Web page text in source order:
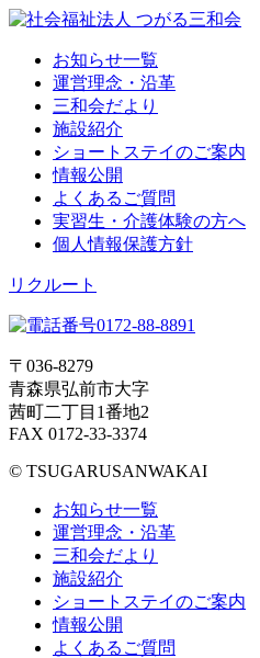
お知らせ一覧
運営理念・沿革
三和会だより
施設紹介
ショートステイのご案内
情報公開
よくあるご質問
実習生・介護体験の方へ
個人情報保護方針
リクルート
〒036-8279
青森県弘前市大字
茜町二丁目1番地2
FAX 0172-33-3374
© TSUGARUSANWAKAI
お知らせ一覧
運営理念・沿革
三和会だより
施設紹介
ショートステイのご案内
情報公開
よくあるご質問